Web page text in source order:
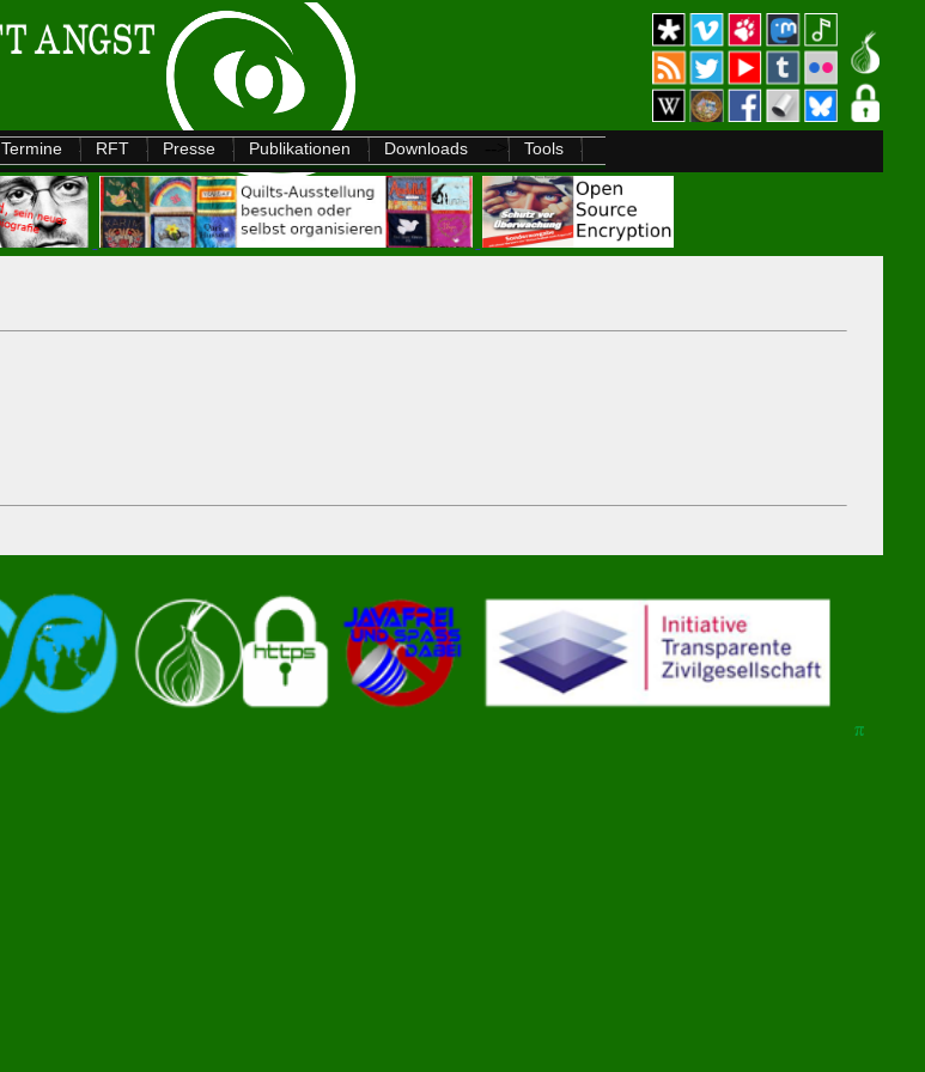
Termine RFT Presse Publikationen Downloads Tools